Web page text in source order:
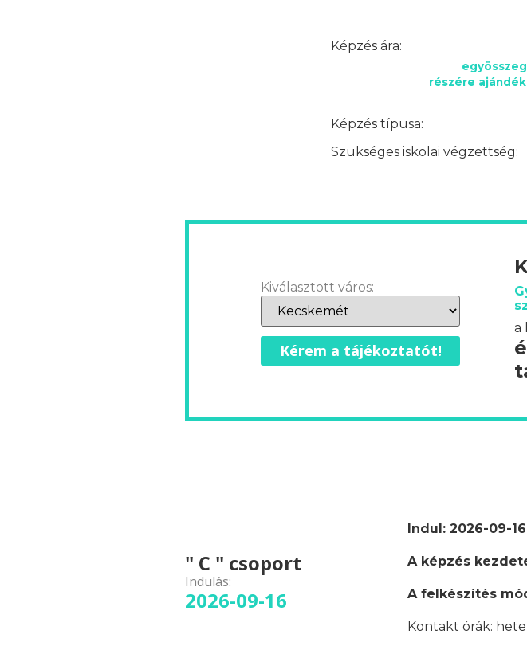
Képzés ára:
részére
Képzés típusa:
Szükséges iskolai végzettség:
Kiválasztott város:
Kérem a tájékoztatót!
a
" C " csoport
Indulás:
2026-09-16
Indul: 2026-09-16
A képzés
A felkészítés
Kontakt órák: